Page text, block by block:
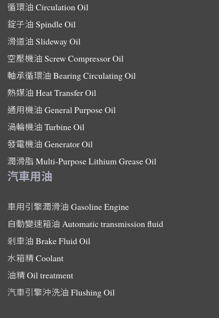
循環油 Circulation Oil
錠子油 Spindle Oil
滑道油 Slideway Oil
空壓機油 Screw Compressor Oil
軸承循環油 Bearing Circulating Oil
熱媒油 Heat Transfer Oil
通用機油 General Purpose Oil
渦輪機油 Turbine Oil
發電機油 Generator Oil
潤滑脂 Multi-Purpose Lithium Grease Oil
汽車用油
車用引擎潤滑油 Gasoline Engine
自動變速箱油 Automatic transmission fluid
剎車油 Brake Fluid Oil
水箱精Coolant
油精Oil treatment
汽車引擎沖洗油 Flushing Oil